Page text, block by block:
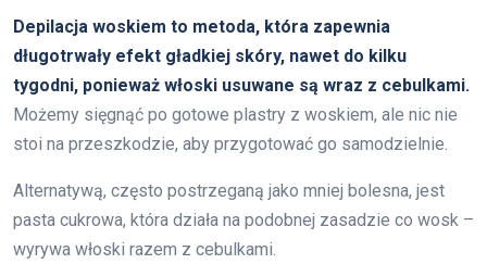
Depilacja woskiem to metoda, która zapewnia
długotrwały efekt gładkiej skóry, nawet do kilku
tygodni, ponieważ włoski usuwane są wraz z cebulkami.
Możemy sięgnąć po gotowe plastry z woskiem, ale nic nie
stoi na przeszkodzie, aby przygotować go samodzielnie.
Alternatywą, często postrzeganą jako mniej bolesna, jest
pasta cukrowa, która działa na podobnej zasadzie co wosk –
wyrywa włoski razem z cebulkami.